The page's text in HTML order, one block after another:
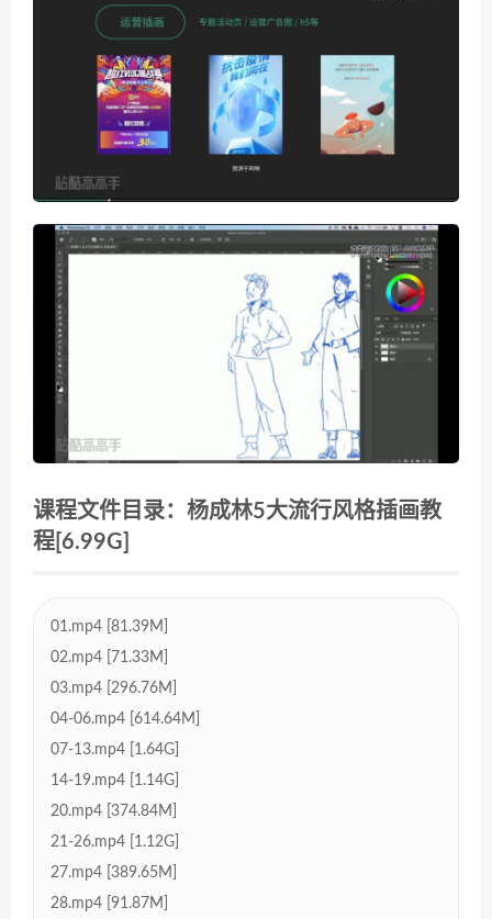
课程文件目录：杨成林5大流行风格插画教
程[6.99G]
01.mp4 [81.39M]
02.mp4 [71.33M]
03.mp4 [296.76M]
04-06.mp4 [614.64M]
07-13.mp4 [1.64G]
14-19.mp4 [1.14G]
20.mp4 [374.84M]
21-26.mp4 [1.12G]
27.mp4 [389.65M]
28.mp4 [91.87M]